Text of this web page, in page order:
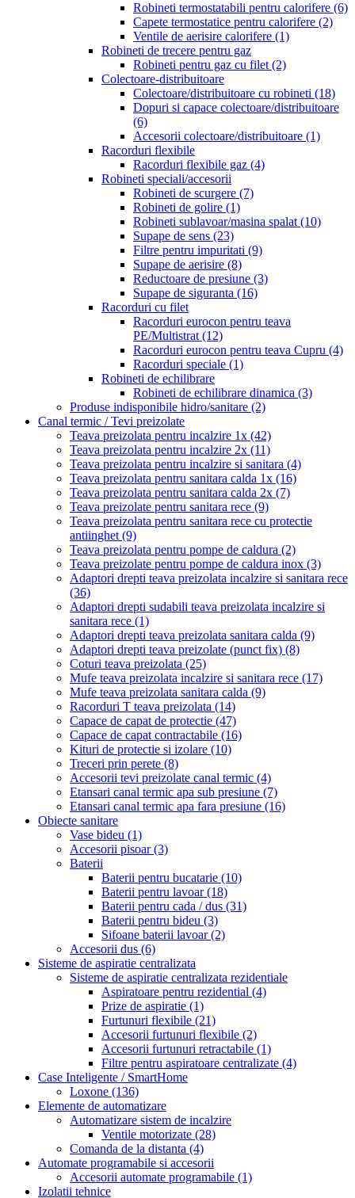
Robineti termostatabili pentru calorifere (6)
Capete termostatice pentru calorifere (2)
Ventile de aerisire calorifere (1)
Robineti de trecere pentru gaz
Robineti pentru gaz cu filet (2)
Colectoare-distribuitoare
Colectoare/distribuitoare cu robineti (18)
Dopuri si capace colectoare/distribuitoare
(6)
Accesorii colectoare/distribuitoare (1)
Racorduri flexibile
Racorduri flexibile gaz (4)
Robineti speciali/accesorii
Robineti de scurgere (7)
Robineti de golire (1)
Robineti sublavoar/masina spalat (10)
Supape de sens (23)
Filtre pentru impuritati (9)
Supape de aerisire (8)
Reductoare de presiune (3)
Supape de siguranta (16)
Racorduri cu filet
Racorduri eurocon pentru teava
PE/Multistrat (12)
Racorduri eurocon pentru teava Cupru (4)
Racorduri speciale (1)
Robineti de echilibrare
Robineti de echilibrare dinamica (3)
Produse indisponibile hidro/sanitare (2)
Canal termic / Tevi preizolate
Teava preizolata pentru incalzire 1x (42)
Teava preizolata pentru incalzire 2x (11)
Teava preizolata pentru incalzire si sanitara (4)
Teava preizolata pentru sanitara calda 1x (16)
Teava preizolata pentru sanitara calda 2x (7)
Teava preizolate pentru sanitara rece (9)
Teava preizolata pentru sanitara rece cu protectie
antiinghet (9)
Teava preizolata pentru pompe de caldura (2)
Teava preizolate pentru pompe de caldura inox (3)
Adaptori drepti teava preizolata incalzire si sanitara rece
(36)
Adaptori drepti sudabili teava preizolata incalzire si
sanitara rece (1)
Adaptori drepti teava preizolata sanitara calda (9)
Adaptori drepti teava preizolate (punct fix) (8)
Coturi teava preizolata (25)
Mufe teava preizolata incalzire si sanitara rece (17)
Mufe teava preizolata sanitara calda (9)
Racorduri T teava preizolata (14)
Capace de capat de protectie (47)
Capace de capat contractabile (16)
Kituri de protectie si izolare (10)
Treceri prin perete (8)
Accesorii tevi preizolate canal termic (4)
Etansari canal termic apa sub presiune (7)
Etansari canal termic apa fara presiune (16)
Obiecte sanitare
Vase bideu (1)
Accesorii pisoar(3)
Baterii
Baterii pentru bucatarie (10)
Baterii pentru lavoar(18)
Baterii pentru cada / dus (31)
Baterii pentru bideu (3)
Sifoane baterii lavoar(2)
Accesorii dus (6)
Sisteme de aspiratie centralizata
Sisteme de aspiratie centralizata rezidentiale
Aspiratoare pentru rezidential (4)
Prize de aspiratie (1)
Furtunuri flexibile (21)
Accesorii furtunuri flexibile (2)
Accesorii furtunuri retractabile (1)
Filtre pentru aspiratoare centralizate (4)
Case Inteligente / SmartHome
Loxone (136)
Elemente de automatizare
Automatizare sistem de incalzire
Ventile motorizate (28)
Comanda de la distanta (4)
Automate programabile si accesorii
Accesorii automate programabile (1)
Izolatii tehnice